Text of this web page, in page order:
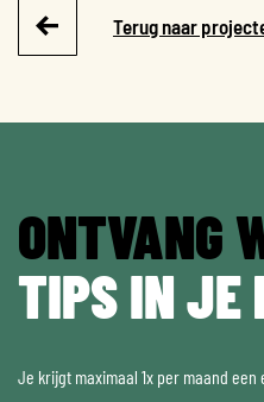
Terug naar
ONTVANG
TIPS IN JE
Je krijgt maximaal 1x per maand